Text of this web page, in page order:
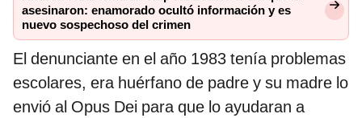
asesinaron: enamorado ocultó información y es
nuevo sospechoso del crimen
El denunciante en el año 1983 tenía problemas
escolares, era huérfano de padre y su madre lo
envió al Opus Dei para que lo ayudaran a